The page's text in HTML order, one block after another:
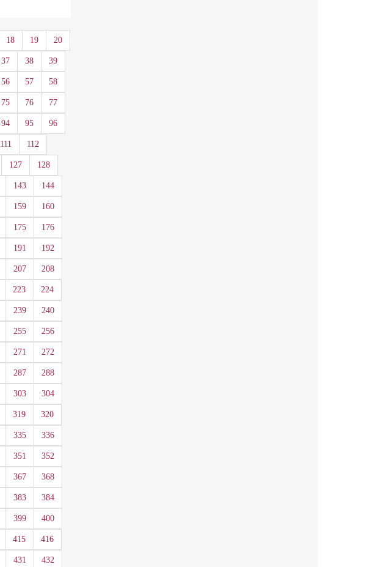
18 19 20
37 38 39
56 57 58
75 76 77
94 95 96
111 112
127 128
143 144
159 160
175 176
191 192
207 208
223 224
239 240
255 256
271 272
287 288
303 304
319 320
335 336
351 352
367 368
383 384
399 400
415 416
431 432